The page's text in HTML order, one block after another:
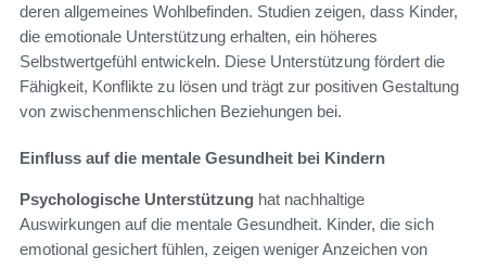
deren allgemeines Wohlbefinden. Studien zeigen, dass Kinder,
die emotionale Unterstützung erhalten, ein höheres
Selbstwertgefühl entwickeln. Diese Unterstützung fördert die
Fähigkeit, Konflikte zu lösen und trägt zur positiven Gestaltung
von zwischenmenschlichen Beziehungen bei.
Einfluss auf die mentale Gesundheit bei Kindern
Psychologische Unterstützung hat nachhaltige
Auswirkungen auf die mentale Gesundheit. Kinder, die sich
emotional gesichert fühlen, zeigen weniger Anzeichen von